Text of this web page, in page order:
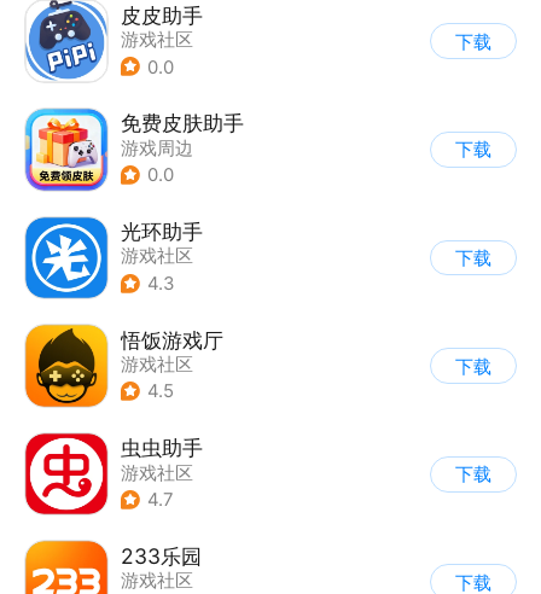
皮皮助手
游戏社区
0.0
下载
免费皮肤助手
游戏周边
0.0
下载
光环助手
游戏社区
4.3
下载
悟饭游戏厅
游戏社区
4.5
下载
虫虫助手
游戏社区
4.7
下载
233乐园
游戏社区
下载